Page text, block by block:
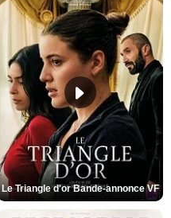
Le Triangle d'or Bande-annonce VF